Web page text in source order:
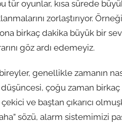
tür oyunlar, kısa sürede
zorlaştırıyor.
birkaç dakika büyük bir
göz ardı edemeyiz.
genellikle zamanın
çoğu zaman birkaç
ve baştan çıkarıcı
sözü, alarm sistemimizi